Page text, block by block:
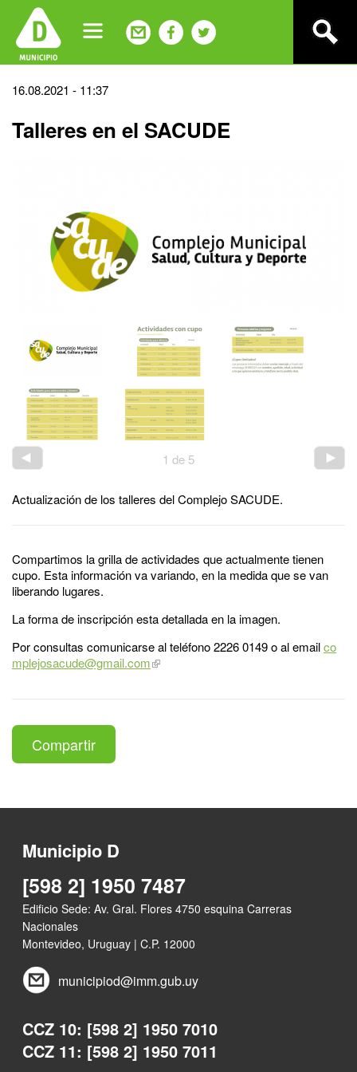
navigation
Back
top
16.08.2021 - 11:37
Talleres en el SACUDE
1 de 5
Actualización de los talleres del Complejo SACUDE.
Compartimos la grilla de actividades que actualmente tienen
cupo. Esta información va variando, en la medida que se van
liberando lugares.
La forma de inscripción esta detallada en la imagen.
Por consultas comunicarse al teléfono 2226 0149 o al emailco
mplejosacude@gmail.com
Compartir
Municipio D
[598 2] 1950 7487
Edificio Sede: Av. Gral. Flores 4750 esquina Carreras
Nacionales
Montevideo, Uruguay | C.P. 12000
municipiod@imm.gub.uy
CCZ 10: [598 2] 1950 7010
CCZ 11: [598 2] 1950 7011